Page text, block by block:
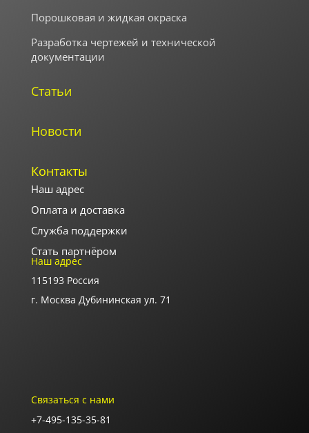
Порошковая и жидкая окраска
Разработка чертежей и технической
документации
Статьи
Новости
Контакты
Наш адрес
Оплата и доставка
Служба поддержки
Стать партнёром
Наш адрес
115193 Россия
г. Москва Дубининская ул. 71
Связаться с нами
+7-495-135-35-81